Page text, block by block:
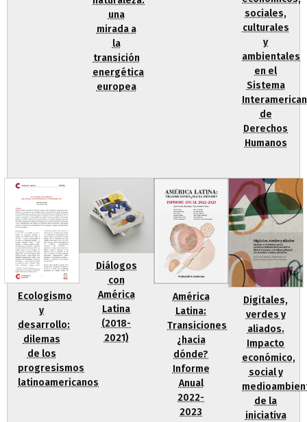
una
mirada a
la
transición
energética
europea
sociales,
culturales
y
ambientales
en el
Sistema
de
Derechos
Humanos
Ecologismo
y
desarrollo:
dilemas
de los
progresismos
latinoamericanos
Diálogos
con
América
Latina
(2018-
2021)
América
Latina:
Transiciones
¿hacia
dónde?
Informe
Anual
2022-
2023
Digitales,
verdes y
aliados.
Impacto
económico,
social y
de la
iniciativa